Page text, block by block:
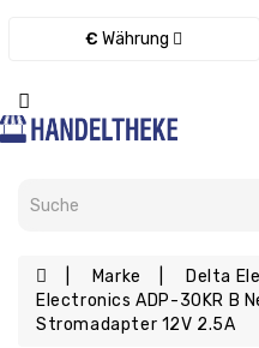
€ Währung
Fernbedienungen
Ladegeräte
eBook
Ersatzteile
Marke Delta
Electronics ADP-30KR B
Stromadapter 12V 2.5A